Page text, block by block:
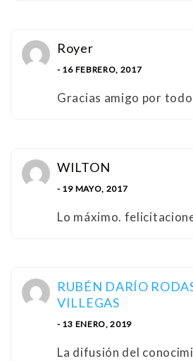
Royer
- 16 FEBRERO, 2017
Gracias amigo por
WILTON
- 19 MAYO, 2017
Lo máximo.
RUBÉN DARÍO
VILLEGAS
- 13 ENERO, 2019
La difusión del